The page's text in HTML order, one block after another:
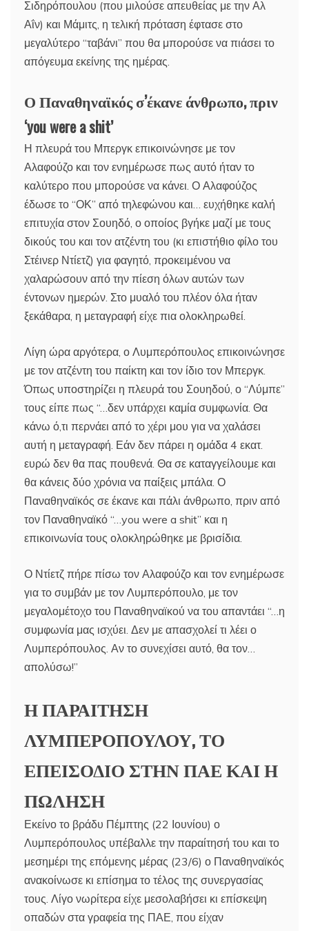
Σιδηρόπουλου (που μιλούσε απευθείας με την Αλ
Αΐν) και Μάμιτς, η τελική πρόταση έφτασε στο
μεγαλύτερο “ταβάνι” που θα μπορούσε να πιάσει το
απόγευμα εκείνης της ημέρας.
Ο Παναθηναϊκός σ’έκανε άνθρωπο, πριν
‘you were a shit’
Η πλευρά του Μπεργκ επικοινώνησε με τον
Αλαφούζο και τον ενημέρωσε πως αυτό ήταν το
καλύτερο που μπορούσε να κάνει. Ο Αλαφούζος
έδωσε το “ΟΚ” από τηλεφώνου και… ευχήθηκε καλή
επιτυχία στον Σουηδό, ο οποίος βγήκε μαζί με τους
δικούς του και τον ατζέντη του (κι επιστήθιο φίλο του
Στέινερ Ντίετζ) για φαγητό, προκειμένου να
χαλαρώσουν από την πίεση όλων αυτών των
έντονων ημερών. Στο μυαλό του πλέον όλα ήταν
ξεκάθαρα, η μεταγραφή είχε πια ολοκληρωθεί.
Λίγη ώρα αργότερα, ο Λυμπερόπουλος επικοινώνησε
με τον ατζέντη του παίκτη και τον ίδιο τον Μπεργκ.
Όπως υποστηρίζει η πλευρά του Σουηδού, ο “Λύμπε”
τους είπε πως “…δεν υπάρχει καμία συμφωνία. Θα
κάνω ό,τι περνάει από το χέρι μου για να χαλάσει
αυτή η μεταγραφή. Εάν δεν πάρει η ομάδα 4 εκατ.
ευρώ δεν θα πας πουθενά. Θα σε καταγγείλουμε και
θα κάνεις δύο χρόνια να παίξεις μπάλα. Ο
Παναθηναϊκός σε έκανε και πάλι άνθρωπο, πριν από
τον Παναθηναϊκό “…you were a shit” και η
επικοινωνία τους ολοκληρώθηκε με βρισίδια.
Ο Ντίετζ πήρε πίσω τον Αλαφούζο και τον ενημέρωσε
για το συμβάν με τον Λυμπερόπουλο, με τον
μεγαλομέτοχο του Παναθηναϊκού να του απαντάει “…η
συμφωνία μας ισχύει. Δεν με απασχολεί τι λέει ο
Λυμπερόπουλος. Αν το συνεχίσει αυτό, θα τον…
απολύσω!”
Η ΠΑΡΑΙΤΗΣΗ
ΛΥΜΠΕΡΟΠΟΥΛΟΥ, ΤΟ
ΕΠΕΙΣΟΔΙΟ ΣΤΗΝ ΠΑΕ ΚΑΙ Η
ΠΩΛΗΣΗ
Εκείνο το βράδυ Πέμπτης (22 Ιουνίου) ο
Λυμπερόπουλος υπέβαλλε την παραίτησή του και το
μεσημέρι της επόμενης μέρας (23/6) ο Παναθηναϊκός
ανακοίνωσε κι επίσημα το τέλος της συνεργασίας
τους. Λίγο νωρίτερα είχε μεσολαβήσει κι επίσκεψη
οπαδών στα γραφεία της ΠΑΕ, που είχαν